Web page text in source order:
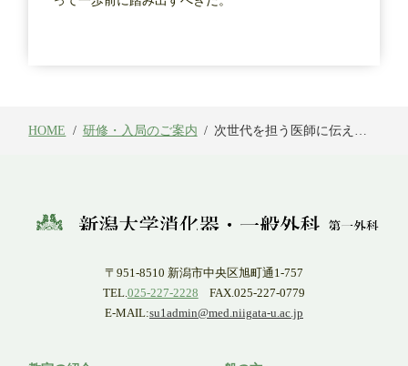
HOME 研修・入局のご案内
次世代を担う医師に伝えた
〒951-8510 新潟市中央区旭町通1-757
TEL.025-227-2228
FAX.025-227-0779
E-MAIL:su1admin@med.niigata-u.ac.jp